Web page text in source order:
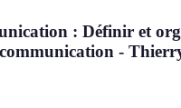
: Définir et
-